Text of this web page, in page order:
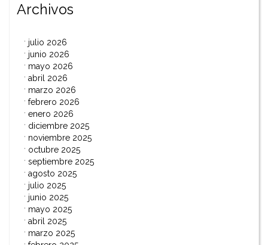
Archivos
julio 2026
junio 2026
mayo 2026
abril 2026
marzo 2026
febrero 2026
enero 2026
diciembre 2025
noviembre 2025
octubre 2025
septiembre 2025
agosto 2025
julio 2025
junio 2025
mayo 2025
abril 2025
marzo 2025